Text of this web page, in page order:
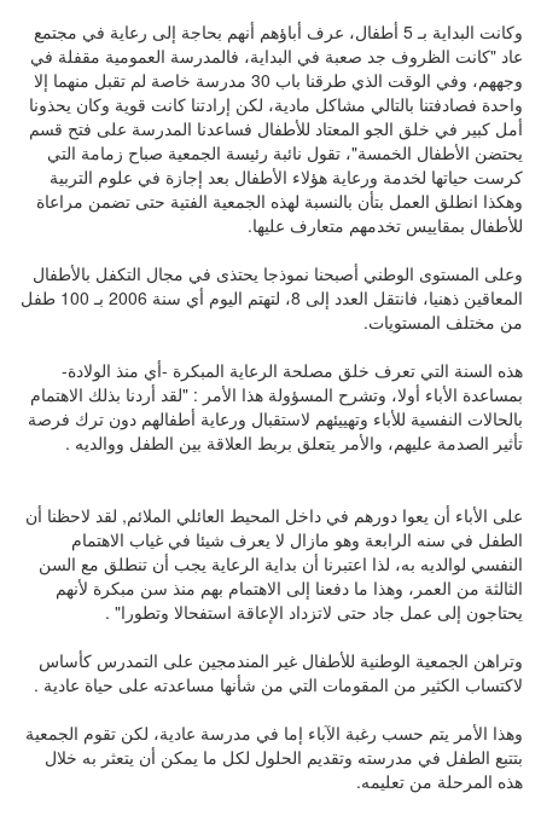
وكانت البداية بـ 5 أطفال، عرف أباؤهم أنهم بحاجة إلى رعاية في مجتمع
عاد "كانت الظروف جد صعبة في البداية، فالمدرسة العمومية مقفلة في
وجههم، وفي الوقت الذي طرقنا باب 30 مدرسة خاصة لم تقبل منهما إلا
واحدة فصادفتنا بالتالي مشاكل مادية، لكن إرادتنا كانت قوية وكان يحذونا
أمل كبير في خلق الجو المعتاد للأطفال فساعدنا المدرسة على فتح قسم
يحتضن الأطفال الخمسة"، تقول نائبة رئيسة الجمعية صباح زمامة التي
كرست حياتها لخدمة ورعاية هؤلاء الأطفال بعد إجازة في علوم التربية
وهكذا انطلق العمل بتأن بالنسبة لهذه الجمعية الفتية حتى تضمن مراعاة
للأطفال بمقاييس تخدمهم متعارف عليها.
وعلى المستوى الوطني أصبحنا نموذجا يحتذى في مجال التكفل بالأطفال
المعاقين ذهنيا، فانتقل العدد إلى 8، لتهتم اليوم أي سنة 2006 بـ 100 طفل
من مختلف المستويات.
هذه السنة التي تعرف خلق مصلحة الرعاية المبكرة -أي منذ الولادة-
بمساعدة الأباء أولا، وتشرح المسؤولة هذا الأمر : "لقد أردنا بذلك الاهتمام
بالحالات النفسية للأباء وتهييئهم لاستقبال ورعاية أطفالهم دون ترك فرصة
تأثير الصدمة عليهم، والأمر يتعلق بربط العلاقة بين الطفل ووالديه .
على الأباء أن يعوا دورهم في داخل المحيط العائلي الملائم, لقد لاحظنا أن
الطفل في سنه الرابعة وهو مازال لا يعرف شيئا في غياب الاهتمام
النفسي لوالديه به، لذا اعتبرنا أن بداية الرعاية يجب أن تنطلق مع السن
الثالثة من العمر، وهذا ما دفعنا إلى الاهتمام بهم منذ سن مبكرة لأنهم
يحتاجون إلى عمل جاد حتى لاتزداد الإعاقة استفحالا وتطورا" .
وتراهن الجمعية الوطنية للأطفال غير المندمجين على التمدرس كأساس
لاكتساب الكثير من المقومات التي من شأنها مساعدته على حياة عادية .
وهذا الأمر يتم حسب رغبة الآباء إما في مدرسة عادية، لكن تقوم الجمعية
بتتبع الطفل في مدرسته وتقديم الحلول لكل ما يمكن أن يتعثر به خلال
هذه المرحلة من تعليمه.